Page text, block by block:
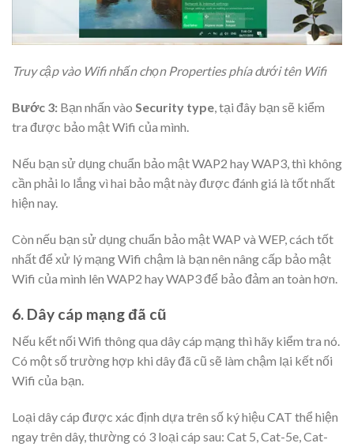
Truy cập vào Wifi nhấn chọn Properties phía dưới tên Wifi
Bước 3: Bạn nhấn vào Security type, tại đây bạn sẽ kiểm
tra được bảo mật Wifi của mình.
Nếu bạn sử dụng chuẩn bảo mật WAP2 hay WAP3, thì không
cần phải lo lắng vì hai bảo mật này được đánh giá là tốt nhất
hiện nay.
Còn nếu bạn sử dụng chuẩn bảo mật WAP và WEP, cách tốt
nhất để xử lý mạng Wifi chậm là bạn nên nâng cấp bảo mật
Wifi của mình lên WAP2 hay WAP3 để bảo đảm an toàn hơn.
6. Dây cáp mạng đã cũ
Nếu kết nối Wifi thông qua dây cáp mạng thì hãy kiểm tra nó.
Có một số trường hợp khi dây đã cũ sẽ làm chậm lại kết nối
Wifi của bạn.
Loại dây cáp được xác định dựa trên số ký hiệu CAT thể hiện
ngay trên dây, thường có 3 loại cáp sau: Cat 5, Cat-5e, Cat-